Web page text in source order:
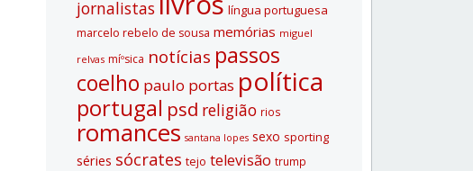
jornalistas lí­ngua portuguesa
marcelo rebelo de sousa memórias miguel
relvas míºsica notí­cias passos
coelho paulo portas polí­tica
portugal psd religião rios
romances santana lopes sexo sporting
séries sócrates tejo televisão trump